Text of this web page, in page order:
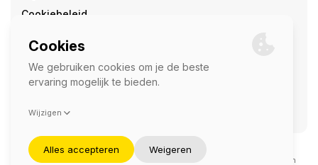
Cookiebeleid
SOCIAL
©2026 — Komerco
Deze site wordt beschermd door reCAPTCHA en het
en